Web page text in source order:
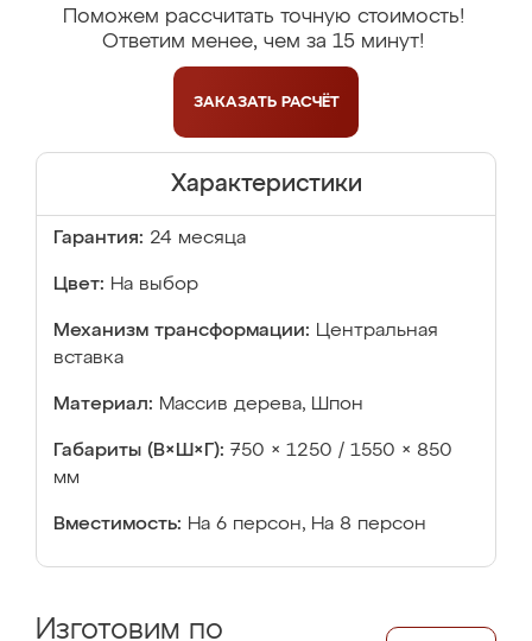
Поможем рассчитать точную стоимость!
Ответим менее, чем за 15 минут!
ЗАКАЗАТЬ РАСЧЁТ
Характеристики
Гарантия: 24 месяца
Цвет: На выбор
Механизм трансформации: Центральная
вставка
Материал: Массив дерева, Шпон
Габариты (В×Ш×Г): 750 × 1250 / 1550 × 850
мм
Вместимость: На 6 персон, На 8 персон
Изготовим по